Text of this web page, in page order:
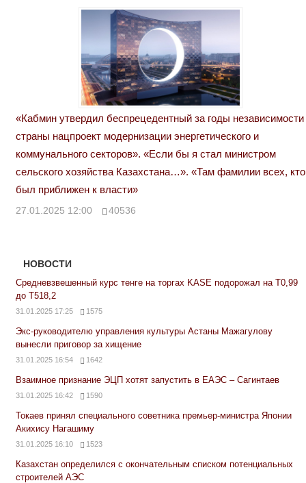
«Кабмин утвердил беспрецедентный за годы независимости
страны нацпроект модернизации энергетического и
коммунального секторов». «Если бы я стал министром
сельского хозяйства Казахстана…». «Там фамилии всех, кто
был приближен к власти»
27.01.2025 12:00 40536
НОВОСТИ
Средневзвешенный курс тенге на торгах KASE подорожал на Т0,99
до Т518,2
31.01.2025 17:25 1575
Экс-руководителю управления культуры Астаны Мажагулову
вынесли приговор за хищение
31.01.2025 16:54 1642
Взаимное признание ЭЦП хотят запустить в ЕАЭС – Сагинтаев
31.01.2025 16:42 1590
Токаев принял специального советника премьер-министра Японии
Акихису Нагашиму
31.01.2025 16:10 1523
Казахстан определился с окончательным списком потенциальных
строителей АЭС